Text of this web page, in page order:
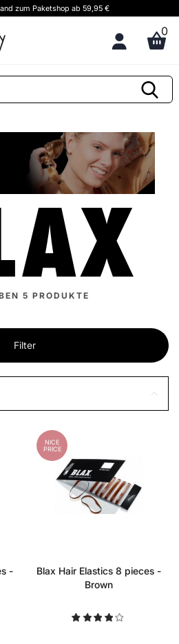
zum Paketshop ab 59,95 €
0
5 PRODUKTE
Filter
-
NICE
PRICE
Blax Hair Elastics 8 pieces -
Brown